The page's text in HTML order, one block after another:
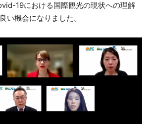
19における国際観光の現状への理解
い機会になりました。